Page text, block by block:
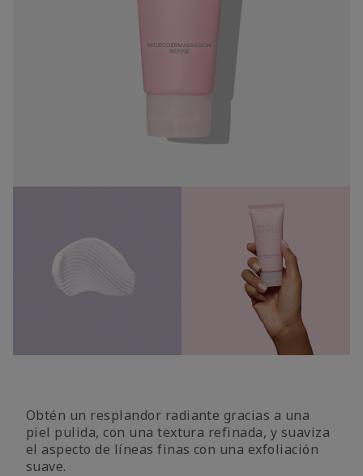
Obtén un resplandor radiante gracias a una
piel pulida, con una textura refinada, y suaviza
el aspecto de líneas finas con una exfoliación
suave.